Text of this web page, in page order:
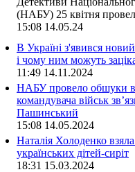
(НАБУ) 25 квітня
15:08 14.05.24
В Україні з'явився
і чому ним можуть
11:49 14.11.2024
НАБУ провело обшуки в
командувача військ
Пашинський
15:08 14.05.2024
Наталія Холоденко
українських дітей-сиріт
18:31 15.03.2024